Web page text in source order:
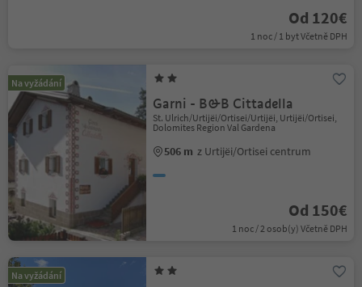
Od 120€
1 noc / 1 byt Včetně DPH
Na vyžádání
Garni - B&B Cittadella
St. Ulrich/Urtijëi/Ortisei/Urtijëi, Urtijëi/Ortisei,
Dolomites Region Val Gardena
506 m z Urtijëi/Ortisei centrum
Od 150€
1 noc / 2 osob(y) Včetně DPH
Na vyžádání